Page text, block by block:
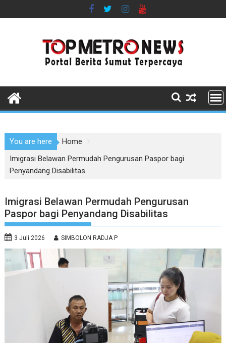
to
You are here
Home
Imigrasi Belawan Permudah Pengurusan Paspor bagi
Penyandang Disabilitas
Imigrasi Belawan Permudah Pengurusan
Paspor bagi Penyandang Disabilitas
3 Juli 2026 SIMBOLON RADJA P